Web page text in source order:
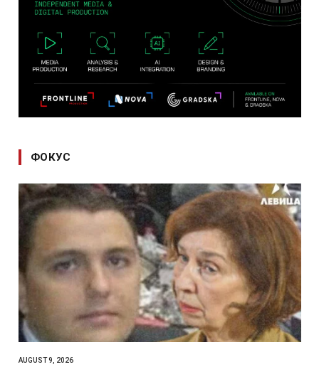
ФОКУС
AUGUST 9, 2026